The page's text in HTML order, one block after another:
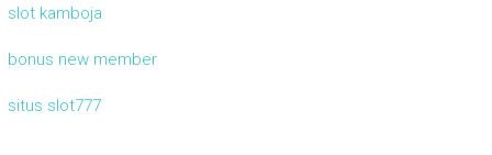
slot kamboja
bonus new member
situs slot777